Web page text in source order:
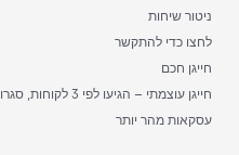
ניטור שיחות
לחצו כדי להתקשר
חייגן חכם
חייגן עוצמתי – הגיעו לפי 3 לקוחות, סגרו
עסקאות מהר יותר